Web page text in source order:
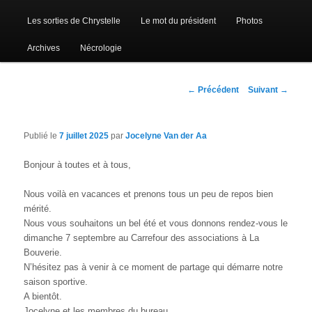
Les sorties de Chrystelle Le mot du président Photos
Archives Nécrologie
Navigation
← Précédent Suivant →
Publié le7 juillet 2025 parJocelyne Van der Aa
Bonjour à toutes et à tous,
Nous voilà en vacances et prenons tous un peu de repos bien
mérité.
Nous vous souhaitons un bel été et vous donnons rendez-vous le
dimanche 7 septembre au Carrefour des associations à La
Bouverie.
N’hésitez pas à venir à ce moment de partage qui démarre notre
saison sportive.
A bientôt.